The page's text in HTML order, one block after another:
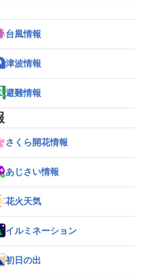
台風情報
津波情報
避難情報
さくら開花情報
あじさい情報
花火天気
イルミネーション
初日の出